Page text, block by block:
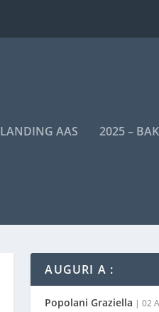
LANDING AAS 2025 –
AUGURI A :
Popolani Graziella | 02